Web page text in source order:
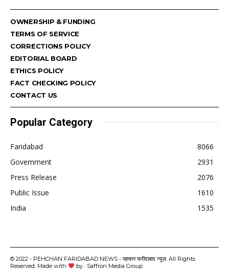
OWNERSHIP & FUNDING
TERMS OF SERVICE
CORRECTIONS POLICY
EDITORIAL BOARD
ETHICS POLICY
FACT CHECKING POLICY
CONTACT US
Popular Category
Faridabad
8066
Government
2931
Press Release
2076
Public Issue
1610
India
1535
© 2022 - PEHCHAN FARIDABAD NEWS - पहचान फरीदाबाद न्यूज़. All Rights
Reserved. Made with
by : Saffron Media Group